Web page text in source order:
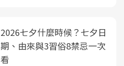
2026七夕什麼時候？七夕日
期、由來與3習俗8禁忌一次
看